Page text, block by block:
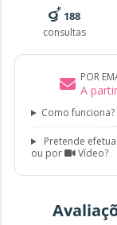
188
consultas
POR
A
Como funciona?
Pretende
ou por
Vídeo?